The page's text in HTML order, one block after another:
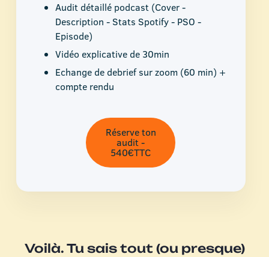
Audit détaillé podcast (Cover -
Description - Stats Spotify - PSO -
Episode)
Vidéo explicative de 30min
Echange de debrief sur zoom (60 min) +
compte rendu
Réserve ton
audit -
540€TTC
Voilà. Tu sais tout (ou presque)